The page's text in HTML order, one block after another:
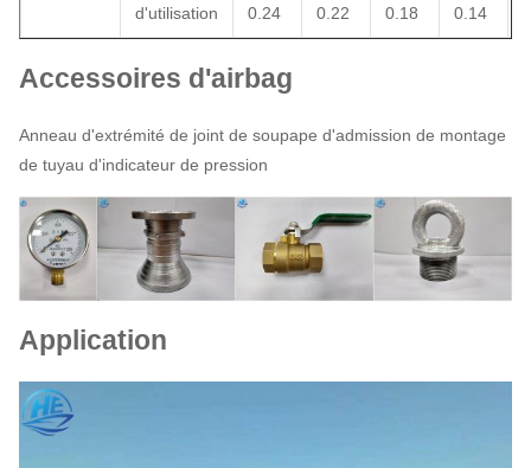
d'utilisation
0.24
0.22
0.18
0.14
Accessoires d'airbag
Anneau d'extrémité de joint de soupape d'admission de montage
de tuyau d'indicateur de pression
Application